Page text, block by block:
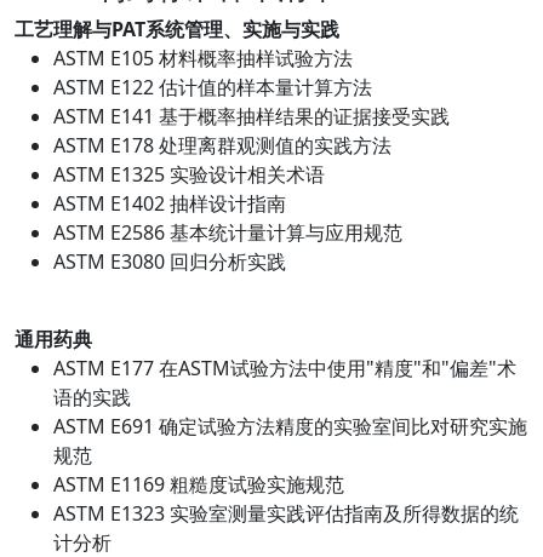
工艺理解与PAT系统管理、实施与实践
ASTM E105 材料概率抽样试验方法
ASTM E122 估计值的样本量计算方法
ASTM E141 基于概率抽样结果的证据接受实践
ASTM E178 处理离群观测值的实践方法
ASTM E1325 实验设计相关术语
ASTM E1402 抽样设计指南
ASTM E2586 基本统计量计算与应用规范
ASTM E3080 回归分析实践
通用药典
ASTM E177 在ASTM试验方法中使用"精度"和"偏差"术
语的实践
ASTM E691 确定试验方法精度的实验室间比对研究实施
规范
ASTM E1169 粗糙度试验实施规范
ASTM E1323 实验室测量实践评估指南及所得数据的统
计分析